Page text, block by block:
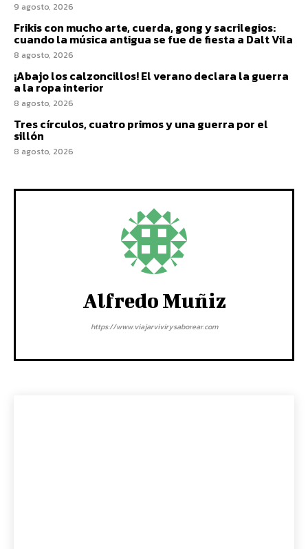
9 agosto, 2026
Frikis con mucho arte, cuerda, gong y sacrilegios:
cuando la música antigua se fue de fiesta a Dalt Vila
8 agosto, 2026
¡Abajo los calzoncillos! El verano declara la guerra
a la ropa interior
8 agosto, 2026
Tres círculos, cuatro primos y una guerra por el
sillón
8 agosto, 2026
Alfredo Muñiz
https://www.viajarvivirysaborear.com